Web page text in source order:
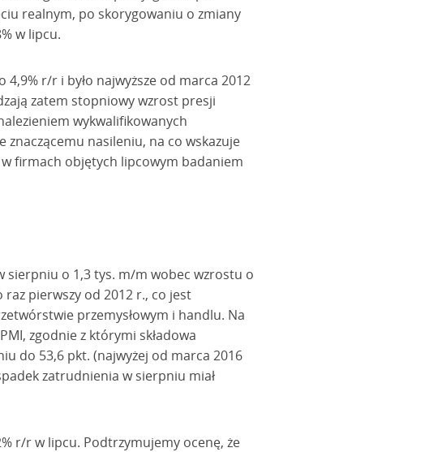
realnym, po skorygowaniu o zmiany
w lipcu.
r/r i było najwyższe od marca 2012
zatem stopniowy wzrost presji
wykwalifikowanych
znaczącemu nasileniu, na co wskazuje
firmach objętych lipcowym badaniem
sierpniu o 1,3 tys. m/m wobec wzrostu o
pierwszy od 2012 r., co jest
przemysłowym i handlu. Na
zgodnie z którymi składowa
do 53,6 pkt. (najwyżej od marca 2016
zatrudnienia w sierpniu miał
r/r w lipcu. Podtrzymujemy ocenę, że